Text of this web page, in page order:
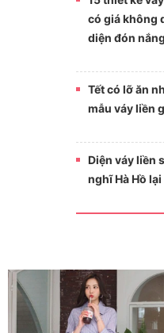
có giá không
diện đón
Tết có lỡ ăn
mẫu váy liền
Diện váy liền
nghĩ Hà Hồ